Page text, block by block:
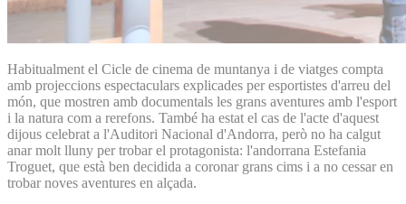
Habitualment el Cicle de cinema de muntanya i de viatges compta
amb projeccions espectaculars explicades per esportistes d'arreu del
món, que mostren amb documentals les grans aventures amb l'esport
i la natura com a rerefons. També ha estat el cas de l'acte d'aquest
dijous celebrat a l'Auditori Nacional d'Andorra, però no ha calgut
anar molt lluny per trobar el protagonista: l'andorrana Estefania
Troguet, que està ben decidida a coronar grans cims i a no cessar en
trobar noves aventures en alçada.